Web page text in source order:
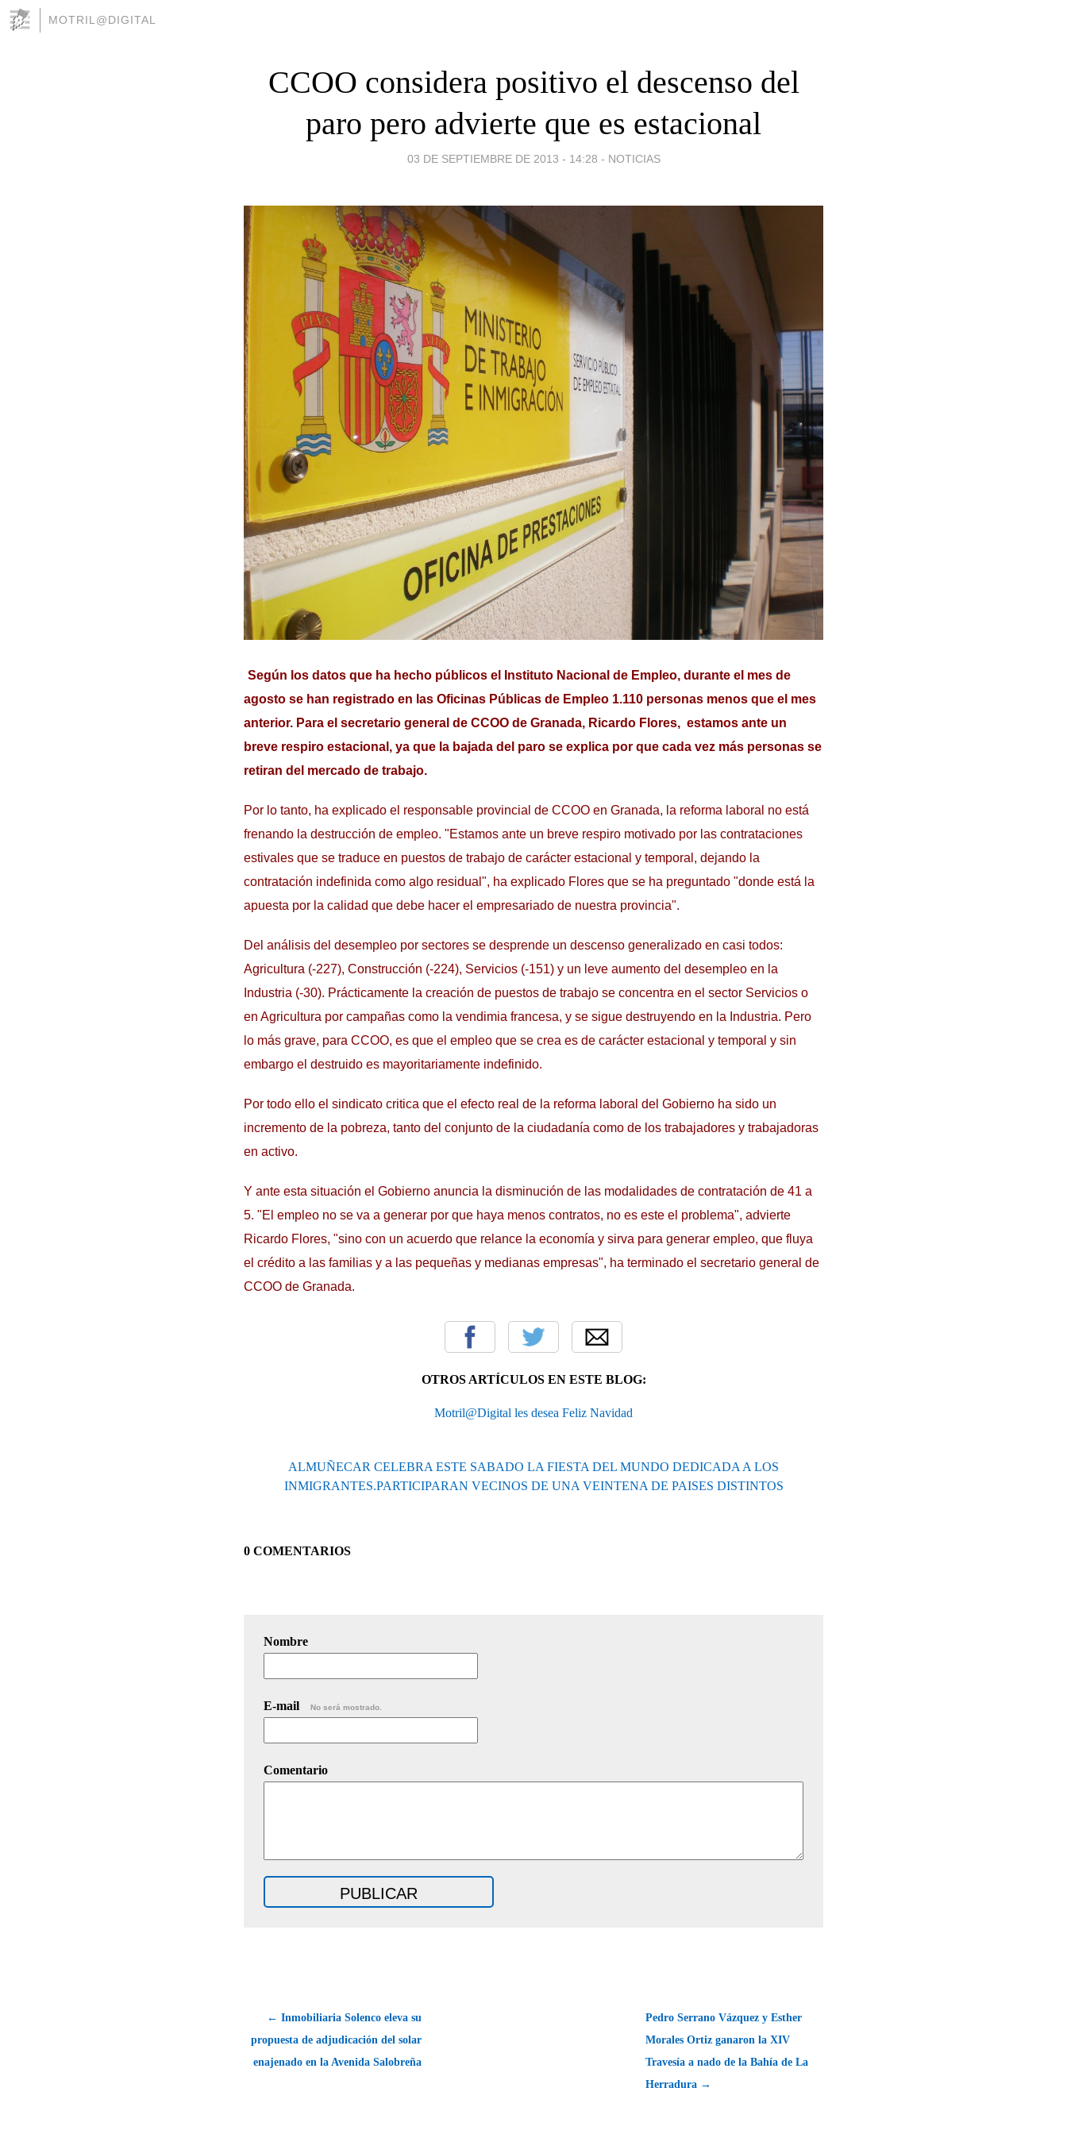
MOTRIL@DIGITAL
CCOO considera positivo el descenso del
paro pero advierte que es estacional
03 DE SEPTIEMBRE DE 2013 - 14:28 - NOTICIAS
Según los datos que ha hecho públicos el Instituto Nacional de Empleo, durante el mes de
agosto se han registrado en las Oficinas Públicas de Empleo 1.110 personas menos que el mes
anterior. Para el secretario general de CCOO de Granada, Ricardo Flores, estamos ante un
breve respiro estacional, ya que la bajada del paro se explica por que cada vez más personas se
retiran del mercado de trabajo.
Por lo tanto, ha explicado el responsable provincial de CCOO en Granada, la reforma laboral no está
frenando la destrucción de empleo. "Estamos ante un breve respiro motivado por las contrataciones
estivales que se traduce en puestos de trabajo de carácter estacional y temporal, dejando la
contratación indefinida como algo residual", ha explicado Flores que se ha preguntado "donde está la
apuesta por la calidad que debe hacer el empresariado de nuestra provincia".
Del análisis del desempleo por sectores se desprende un descenso generalizado en casi todos:
Agricultura (-227), Construcción (-224), Servicios (-151) y un leve aumento del desempleo en la
Industria (-30). Prácticamente la creación de puestos de trabajo se concentra en el sector Servicios o
en Agricultura por campañas como la vendimia francesa, y se sigue destruyendo en la Industria. Pero
lo más grave, para CCOO, es que el empleo que se crea es de carácter estacional y temporal y sin
embargo el destruido es mayoritariamente indefinido.
Por todo ello el sindicato critica que el efecto real de la reforma laboral del Gobierno ha sido un
incremento de la pobreza, tanto del conjunto de la ciudadanía como de los trabajadores y trabajadoras
en activo.
Y ante esta situación el Gobierno anuncia la disminución de las modalidades de contratación de 41 a
5. "El empleo no se va a generar por que haya menos contratos, no es este el problema", advierte
Ricardo Flores, "sino con un acuerdo que relance la economía y sirva para generar empleo, que fluya
el crédito a las familias y a las pequeñas y medianas empresas", ha terminado el secretario general de
CCOO de Granada.
OTROS ARTÍCULOS EN ESTE BLOG:
Motril@Digital les desea Feliz Navidad
ALMUÑECAR CELEBRA ESTE SABADO LA FIESTA DEL MUNDO DEDICADA A LOS
INMIGRANTES.PARTICIPARAN VECINOS DE UNA VEINTENA DE PAISES DISTINTOS
0 COMENTARIOS
Nombre
E-mail No será mostrado.
Comentario
← Inmobiliaria Solenco eleva su
propuesta de adjudicación del solar
enajenado en la Avenida Salobreña
Pedro Serrano Vázquez y Esther
Morales Ortiz ganaron la XIV
Travesía a nado de la Bahía de La
Herradura →